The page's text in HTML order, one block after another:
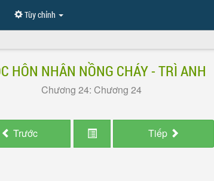
Tùy chỉnh
HÔN NHÂN NỒNG CHÁY - TRÌ ANH
Chương 24: Chương 24
Trước Tiếp